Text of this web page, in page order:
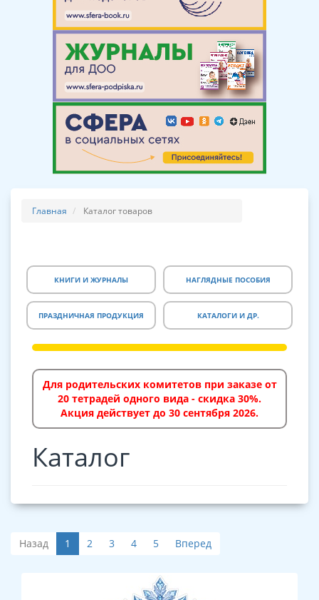
Главная Каталог товаров
КНИГИ И ЖУРНАЛЫ НАГЛЯДНЫЕ ПОСОБИЯ
ПРАЗДНИЧНАЯ ПРОДУКЦИЯ КАТАЛОГИ И ДР.
Для родительских комитетов при заказе от
20 тетрадей одного вида - скидка 30%.
Акция действует до 30 сентября 2026.
Каталог
Назад 1 2 3 4 5 Вперед